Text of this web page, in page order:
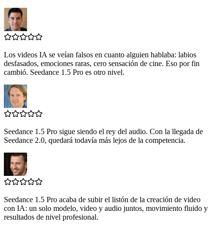
Los videos IA se veían falsos en cuanto alguien hablaba: labios
desfasados, emociones raras, cero sensación de cine. Eso por fin
cambió. Seedance 1.5 Pro es otro nivel.
Seedance 1.5 Pro sigue siendo el rey del audio. Con la llegada de
Seedance 2.0, quedará todavía más lejos de la competencia.
Seedance 1.5 Pro acaba de subir el listón de la creación de video
con IA: un solo modelo, video y audio juntos, movimiento fluido y
resultados de nivel profesional.